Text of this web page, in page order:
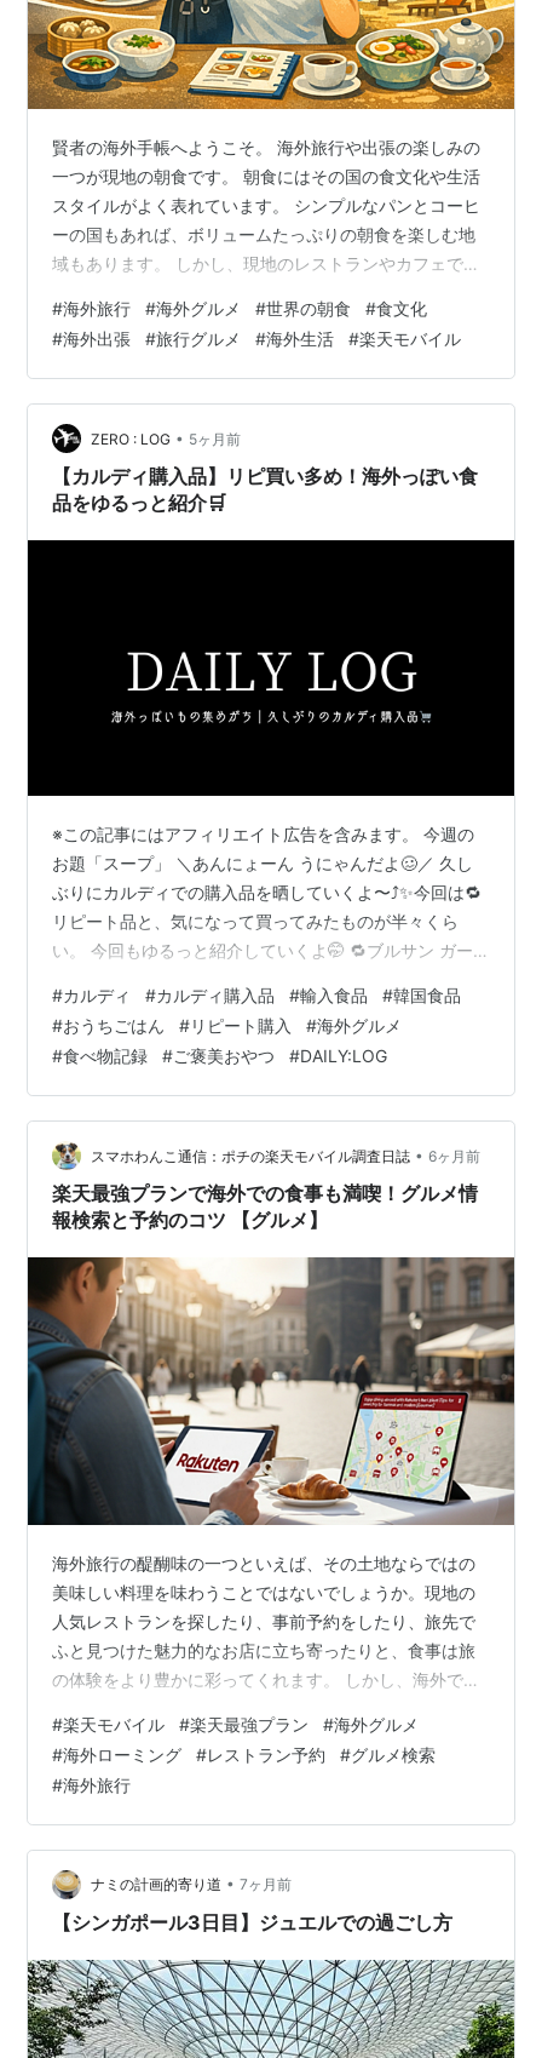
賢者の海外手帳へようこそ。 海外旅行や出張の楽しみの
一つが現地の朝食です。 朝食にはその国の食文化や生活
スタイルがよく表れています。 シンプルなパンとコーヒ
ーの国もあれば、ボリュームたっぷりの朝食を楽しむ地
域もあります。 しかし、現地のレストランやカフェでは
回は世界の朝食文化と、現地の味を楽しむためのオーダ
ー術を紹介します。 1. ヨーロッパ：シンプルで優雅な朝
食 ヨーロッパの朝食は比較的シンプルです。 パン バタ
ー ジャム コーヒー カフェでは、「セットメニュー」が
用意されていることも多く、注文も簡単です。 例えば コ
ーヒー＋クロワッサン …
#海外旅行 #海外グルメ #世界の朝食 #食文化
#海外出張 #旅行グルメ #海外生活 #楽天モバイル
ZERO : LOG • 5ヶ月前
【カルディ購入品】リピ買い多め！海外っぽい食
品をゆるっと紹介🛒
※この記事にはアフィリエイト広告を含みます。 今週の
お題「スープ」 ＼あんにょーん うにゃんだよ🥴／ 久し
ぶりにカルディでの購入品を晒していくよ〜⤴︎✨今回は🔁
リピート品と、気になって買ってみたものが半々くら
い。 今回もゆるっと紹介していくよ🤭 🔁ブルサン ガー
国式うどん フォーガースープの素 🔁辛ラーメン ラーき
くらげ 紅茶ケーキ 🔁コルッシ ソルトクラッカー 💬まと
め 🔁ブルサン ガーリック＆ハーブ ガーリックとハーブ
のバランスが良くて、そのままでも美味しい定番チーズ
🧀我が家ではコルッシと合わせるのが定番。 生ハムやサ
ーモンがあったら…
#カルディ #カルディ購入品 #輸入食品 #韓国食品
#おうちごはん #リピート購入 #海外グルメ
#食べ物記録 #ご褒美おやつ #DAILY:LOG
スマホわんこ通信：ポチの楽天モバイル調査日誌 • 6ヶ月前
楽天最強プランで海外での食事も満喫！グルメ情
報検索と予約のコツ 【グルメ】
海外旅行の醍醐味の一つといえば、その土地ならではの
美味しい料理を味わうことではないでしょうか。現地の
人気レストランを探したり、事前予約をしたり、旅先で
ふと見つけた魅力的なお店に立ち寄ったりと、食事は旅
の体験をより豊かに彩ってくれます。 しかし、海外での
の活用が不可欠です。楽天モバイルの「Rakuten最強プ
ラン」は、海外ローミングサービスが充実しており、海
外でのグルメ情報検索や予約を強力にサポートします。
「海外でスマホを使うと通信費が高くなるのでは？」と
いう心配も、楽天最強プランなら軽減できます。 このブ
ログ記事では、楽天最強プランの海外ローミ…
#楽天モバイル #楽天最強プラン #海外グルメ
#海外ローミング #レストラン予約 #グルメ検索
#海外旅行
ナミの計画的寄り道 • 7ヶ月前
【シンガポール3日目】ジュエルでの過ごし方